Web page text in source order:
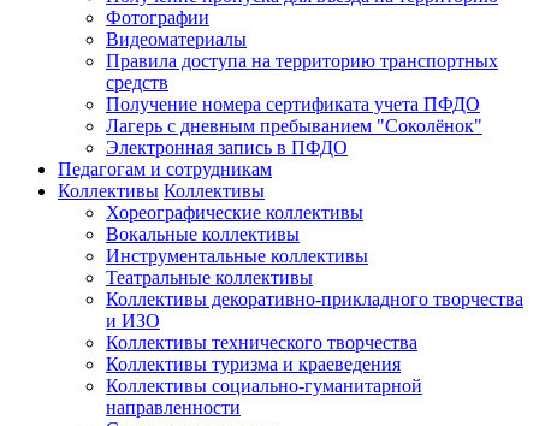
Фотографии
Видеоматериалы
Правила доступа на территорию транспортных
средств
Получение номера сертификата учета ПФДО
Лагерь с дневным пребыванием "Соколёнок"
Электронная запись в ПФДО
Педагогам и сотрудникам
Коллективы Коллективы
Хореографические коллективы
Вокальные коллективы
Инструментальные коллективы
Театральные коллективы
Коллективы декоративно-прикладного творчества
и ИЗО
Коллективы технического творчества
Коллективы туризма и краеведения
Коллективы социально-гуманитарной
направленности